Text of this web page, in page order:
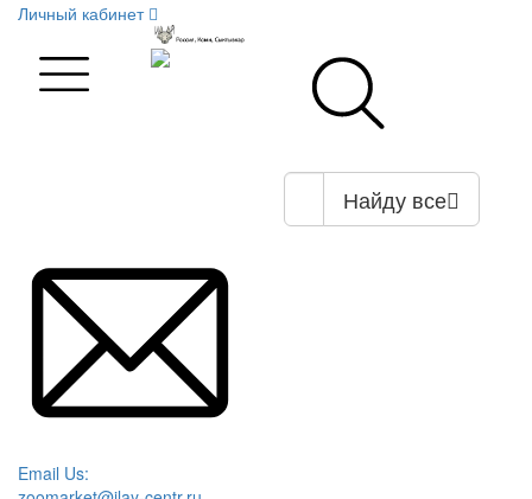
Личный кабинет
Найду все
Email Us: